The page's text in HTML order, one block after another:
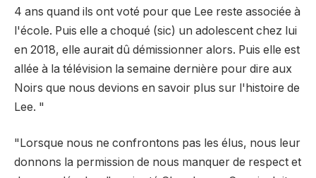
4 ans quand ils ont voté pour que Lee reste associée à
l'école. Puis elle a choqué (sic) un adolescent chez lui
en 2018, elle aurait dû démissionner alors. Puis elle est
allée à la télévision la semaine dernière pour dire aux
Noirs que nous devions en savoir plus sur l'histoire de
Lee. "
"Lorsque nous ne confrontons pas les élus, nous leur
donnons la permission de nous manquer de respect et